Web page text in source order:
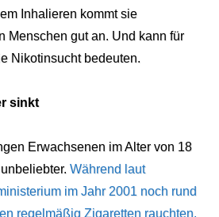
Inhalieren kommt sie
Menschen gut an. Und kann für
Nikotinsucht bedeuten.
sinkt
Erwachsenen im Alter von 18
Während laut
im Jahr 2001 noch rund
regelmäßig Zigaretten rauchten,